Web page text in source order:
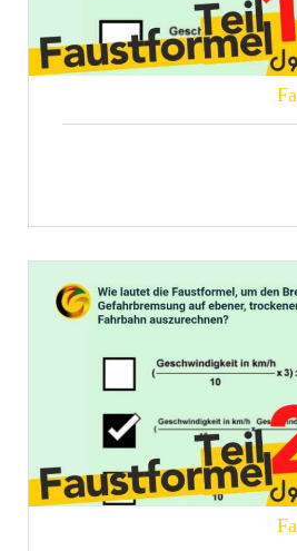
Faustformel
Faustformel